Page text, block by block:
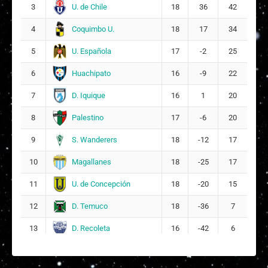
8
10
Ámbar Carolay Figueroa Rollino
6
Teresita María BarRíos Portales
3 U. de Chile 18 36 42
4 Coquimbo U. 18 17 34
5 U. Española 17 -2 25
6 Huachipato 16 -9 22
7 D. Iquique 16 1 20
8 Palestino 17 -6 20
9 S. Wanderers 18 -12 17
10 Magallanes 18 -25 17
11 U. de Concepción 18 -20 15
12 D. Temuco 18 -36 7
13 D. Recoleta 16 -42 6